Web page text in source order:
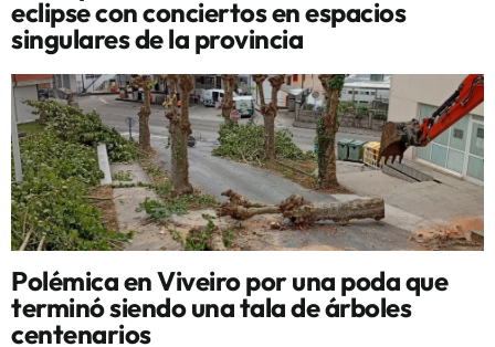
eclipse con conciertos en espacios
singulares de la provincia
Polémica en Viveiro por una poda que
terminó siendo una tala de árboles
centenarios